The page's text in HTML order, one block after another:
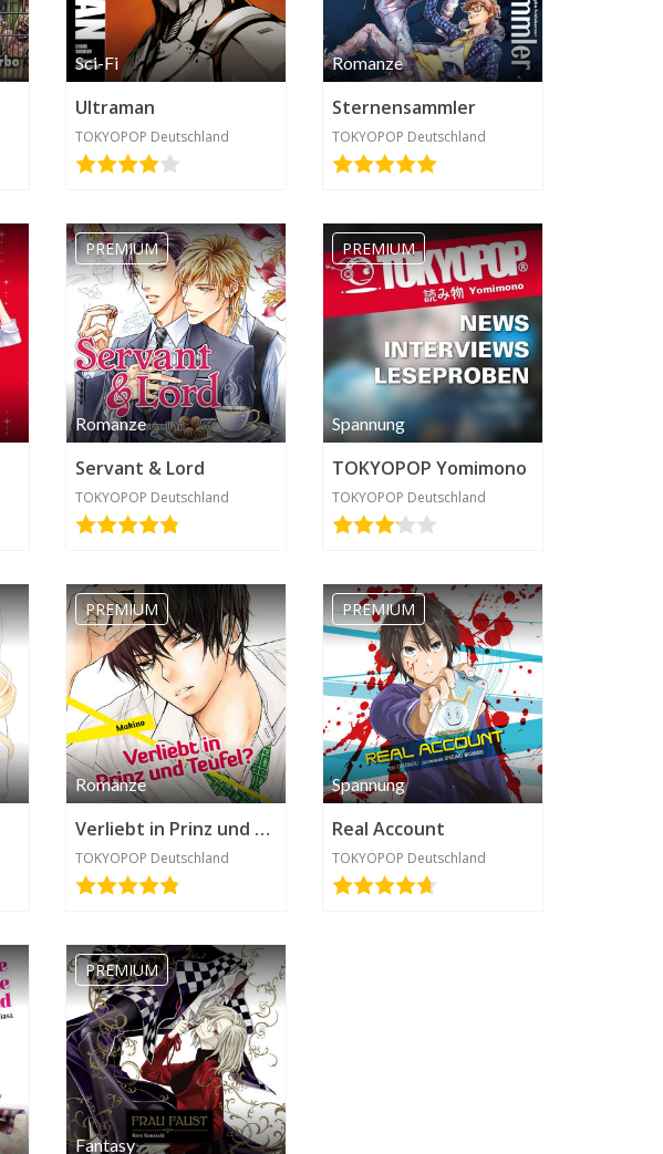
Sci-Fi
Ultraman
TOKYOPOP Deutschland
Romanze
Sternensammler
TOKYOPOP Deutschland
PREMIUM
Romanze
Servant & Lord
TOKYOPOP Deutschland
PREMIUM
Spannung
TOKYOPOP Yomimono
TOKYOPOP Deutschland
PREMIUM
Romanze
Verliebt in Prinz und Teufel?
TOKYOPOP Deutschland
PREMIUM
Spannung
Real Account
TOKYOPOP Deutschland
PREMIUM
Fantasy